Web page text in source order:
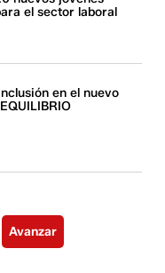
el sector laboral
en el nuevo
Avanzar